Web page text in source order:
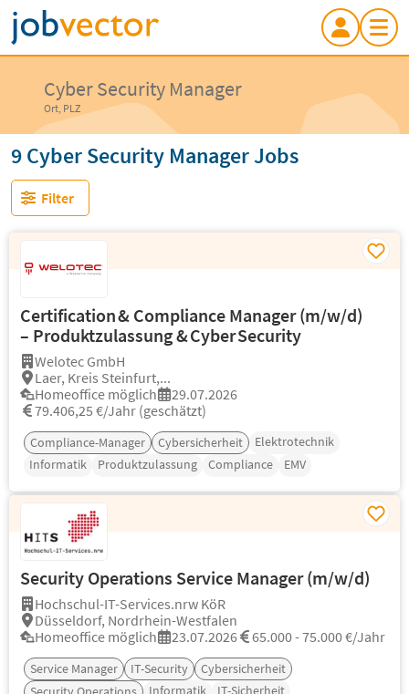
Cyber Security Manager
Ort, PLZ
9 Cyber Security Manager Jobs
Filter
Certification & Compliance Manager (m/w/d)
– Produktzulassung & Cyber Security
Welotec GmbH
Laer, Kreis Steinfurt,...
Homeoffice möglich
29.07.2026
79.406,25 €/Jahr (geschätzt)
Compliance-Manager Cybersicherheit
Elektrotechnik
Informatik
Produktzulassung Compliance EMV
Security Operations Service Manager (m/w/d)
Hochschul-IT-Services.nrw KöR
Düsseldorf, Nordrhein-Westfalen
Homeoffice möglich
23.07.2026 65.000 - 75.000 €/Jahr
Service Manager IT-Security
Cybersicherheit
Informatik
IT-Sicherheit